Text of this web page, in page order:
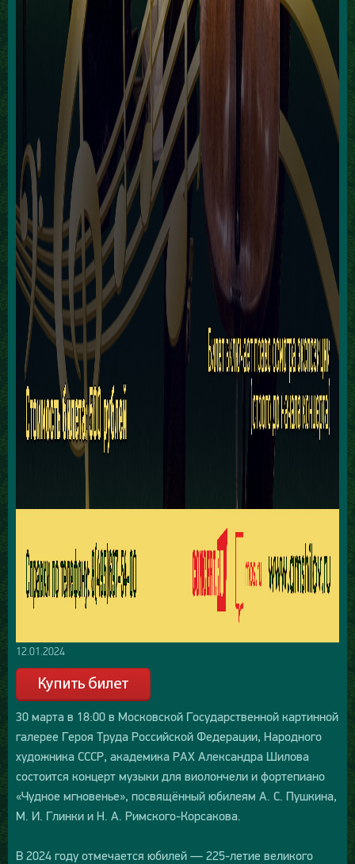
12.01.2024
30 марта в 18:00 в Московской Государственной картинной
галерее Героя Труда Российской Федерации, Народного
художника СССР, академика РАХ Александра Шилова
состоится концерт музыки для виолончели и фортепиано
«Чудное мгновенье», посвящённый юбилеям А. С. Пушкина,
М. И. Глинки и Н. А. Римского-Корсакова.
В 2024 году отмечается юбилей — 225-летие великого